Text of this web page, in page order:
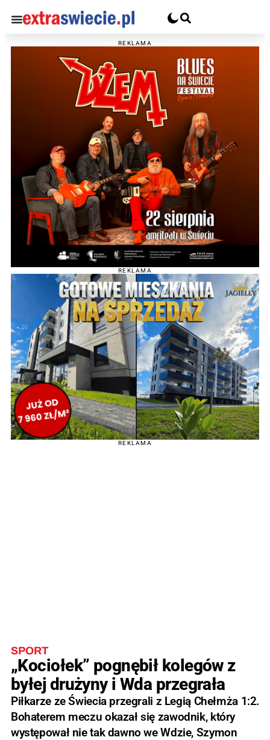
REKLAMA
REKLAMA
REKLAMA
SPORT
„Kociołek” pognębił kolegów z
byłej drużyny i Wda przegrała
Piłkarze ze Świecia przegrali z Legią Chełmża 1:2.
Bohaterem meczu okazał się zawodnik, który
występował nie tak dawno we Wdzie, Szymon